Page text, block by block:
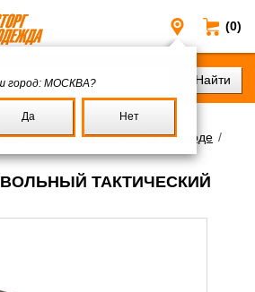
(0)
Москва
город: МОСКВА?
Да Нет
для отдыха на природе /
ТАКТИЧЕСКИЙ